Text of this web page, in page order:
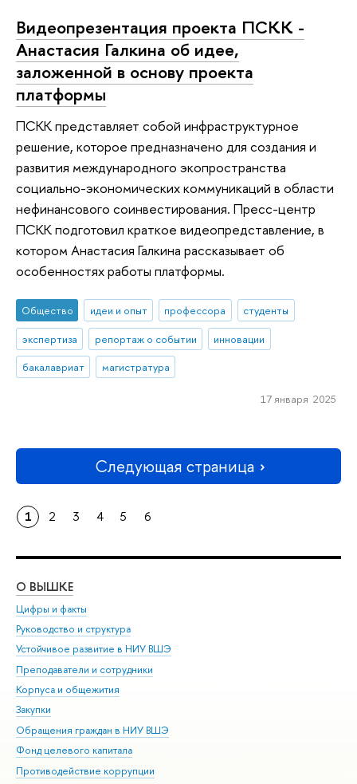
Видеопрезентация проекта ПСКК -
Анастасия Галкина об идее,
заложенной в основу проекта
платформы
ПСКК представляет собой инфраструктурное
решение, которое предназначено для создания и
развития международного экопространства
социально-экономических коммуникаций в области
нефинансового соинвестирования. Пресс-центр
ПСКК подготовил краткое видеопредставление, в
котором Анастасия Галкина рассказывает об
особенностях работы платформы.
Общество идеи и опыт профессора
студенты
экспертиза
репортаж о событии
инновации
бакалавриат
магистратура
17 января 2025
Следующая страница
1 2 3 4 5 6
О ВЫШКЕ
Цифры и факты
Руководство и структура
Устойчивое развитие в НИУ ВШЭ
Преподаватели и сотрудники
Корпуса и общежития
Закупки
Обращения граждан в НИУ ВШЭ
Фонд целевого капитала
Противодействие коррупции